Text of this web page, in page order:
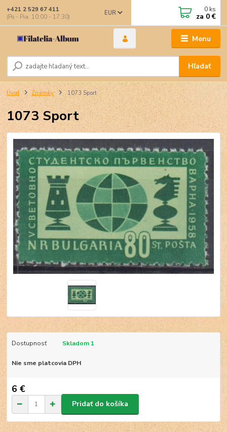
Menu
EUR
Hľadať
+421 2 529 67 411
(Po - Pia: 10:00 - 17:30)
0 ks
za 0 €
Úvod Známky 1073 Sport
1073 Sport
Dostupnosť Skladom 1
Nie sme platcovia DPH
6 €
Pridať do košíka